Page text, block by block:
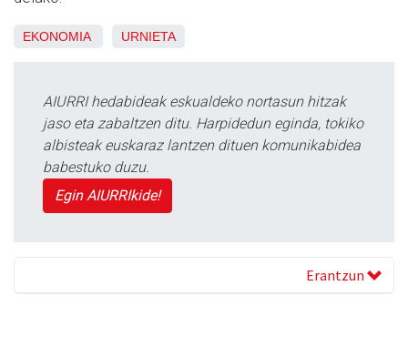
EKONOMIA URNIETA
AIURRI hedabideak eskualdeko nortasun hitzak
jaso eta zabaltzen ditu. Harpidedun eginda, tokiko
albisteak euskaraz lantzen dituen komunikabidea
babestuko duzu.
Egin AIURRIkide!
Erantzun